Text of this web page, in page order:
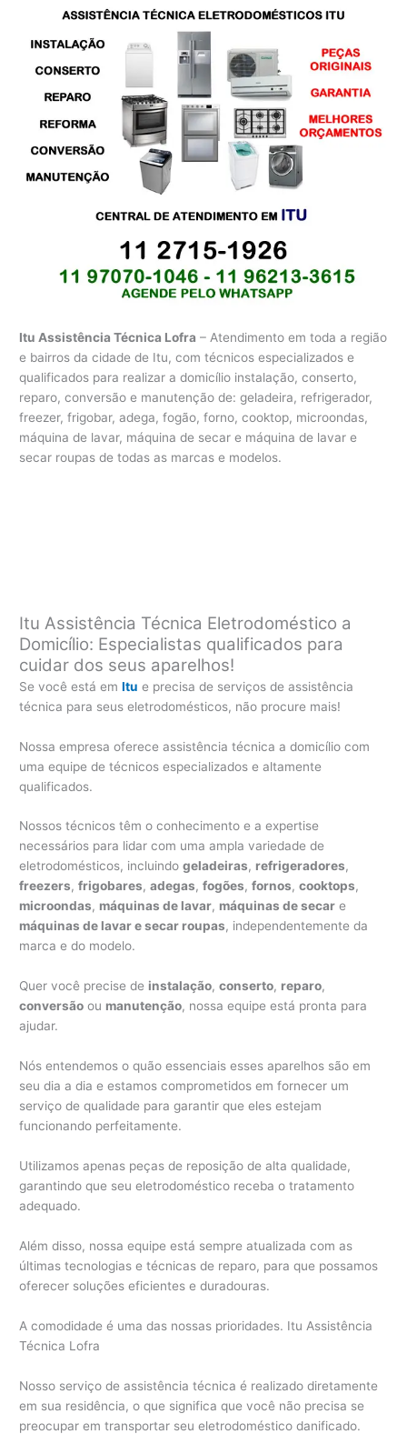
Itu Assistência Técnica Lofra – Atendimento em toda a região
e bairros da cidade de Itu, com técnicos especializados e
qualificados para realizar a domicílio instalação, conserto,
reparo, conversão e manutenção de: geladeira, refrigerador,
freezer, frigobar, adega, fogão, forno, cooktop, microondas,
máquina de lavar, máquina de secar e máquina de lavar e
secar roupas de todas as marcas e modelos.
Itu Assistência Técnica Eletrodoméstico a
Domicílio: Especialistas qualificados para
cuidar dos seus aparelhos!
Se você está emItu e precisa de serviços de assistência
técnica para seus eletrodomésticos, não procure mais!
Nossa empresa oferece assistência técnica a domicílio com
uma equipe de técnicos especializados e altamente
qualificados.
Nossos técnicos têm o conhecimento e a expertise
necessários para lidar com uma ampla variedade de
eletrodomésticos, incluindogeladeiras, refrigeradores,
freezers,frigobares,adegas,fogões,fornos,cooktops,
microondas, máquinas de lavar, máquinas de secar e
máquinas de lavar e secar roupas, independentemente da
marca e do modelo.
Quer você precise de instalação,conserto, reparo,
conversão ou manutenção, nossa equipe está pronta para
ajudar.
Nós entendemos o quão essenciais esses aparelhos são em
seu dia a dia e estamos comprometidos em fornecer um
serviço de qualidade para garantir que eles estejam
funcionando perfeitamente.
Utilizamos apenas peças de reposição de alta qualidade,
garantindo que seu eletrodoméstico receba o tratamento
adequado.
Além disso, nossa equipe está sempre atualizada com as
últimas tecnologias e técnicas de reparo, para que possamos
oferecer soluções eficientes e duradouras.
A comodidade é uma das nossas prioridades. Itu Assistência
Técnica Lofra
Nosso serviço de assistência técnica é realizado diretamente
em sua residência, o que significa que você não precisa se
preocupar em transportar seu eletrodoméstico danificado.